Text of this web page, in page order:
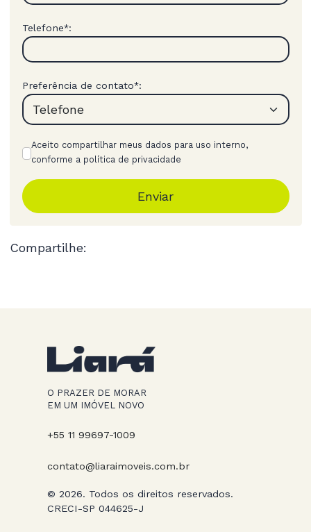
Telefone*:
Preferência de contato*:
Aceito compartilhar meus dados para uso interno,
conforme a política de privacidade
Enviar
Compartilhe:
O PRAZER DE MORAR
EM UM IMÓVEL NOVO
+55 11 99697-1009
contato@liaraimoveis.com.br
© 2026. Todos os direitos reservados.
CRECI-SP 044625-J